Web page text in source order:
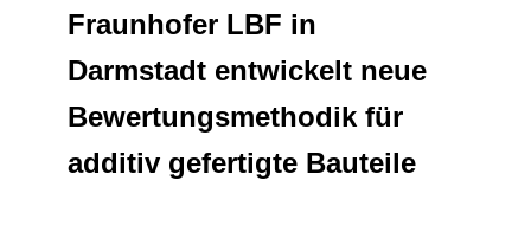
Netzwerke
Fraunhofer LBF in
Darmstadt entwickelt neue
Bewertungsmethodik für
additiv gefertigte Bauteile